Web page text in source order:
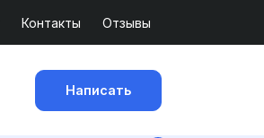
Контакты Отзывы
Написать